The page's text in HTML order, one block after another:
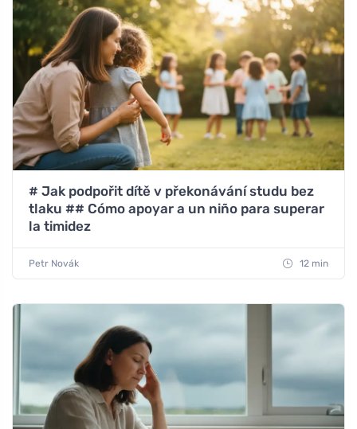
# Jak podpořit dítě v překonávání studu bez
tlaku ## Cómo apoyar a un niño para superar
la timidez
Petr Novák 12 min